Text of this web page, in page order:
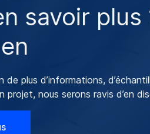
savoir plus
plus d’informations,
projet, nous serons ravis d’en